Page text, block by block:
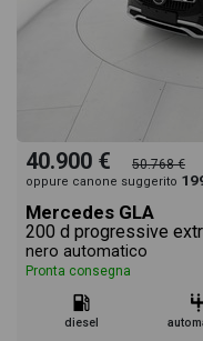
40.900 € 50.768 €
oppure canone suggerito
Mercedes GLA
200 d progressive
nero automatico
Pronta consegna
diesel